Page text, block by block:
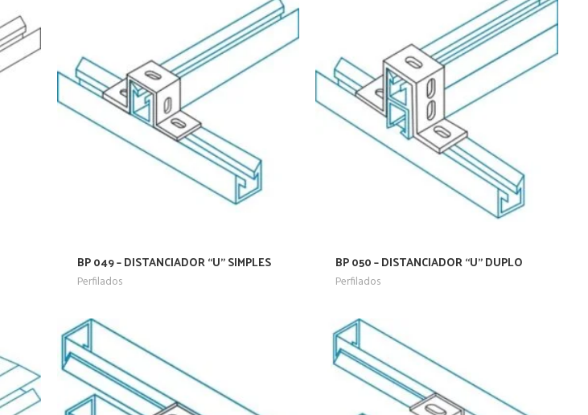
BP 049 – DISTANCIADOR “U” SIMPLES
Perfilados
BP 050 – DISTANCIADOR “U” DUPLO
Perfilados